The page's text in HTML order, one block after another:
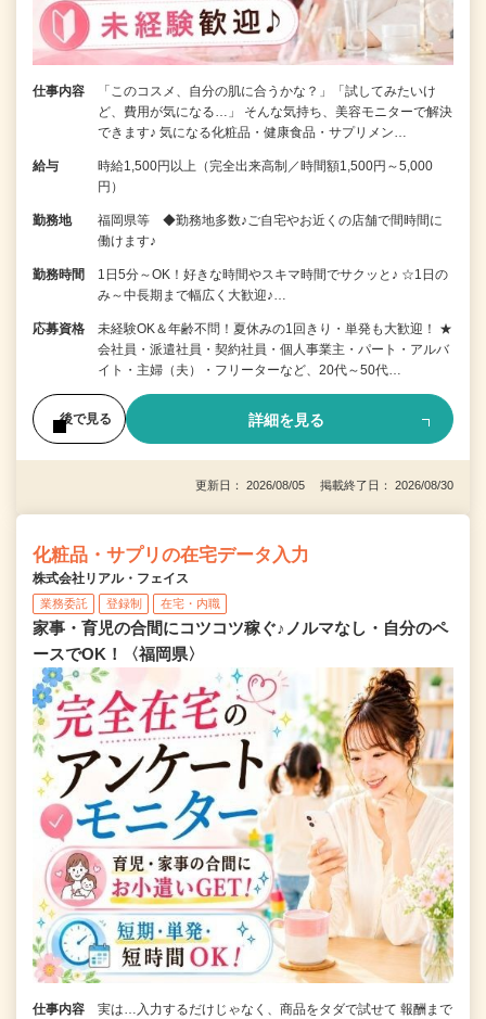
仕事内容
「このコスメ、自分の肌に合うかな？」「試してみたいけ
ど、費用が気になる…」 そんな気持ち、美容モニターで解決
できます♪ 気になる化粧品・健康食品・サプリメン…
給与
時給1,500円以上（完全出来高制／時間額1,500円～5,000
円）
勤務地
福岡県等 ◆勤務地多数♪ご自宅やお近くの店舗で間時間に
働けます♪
勤務時間
1日5分～OK！好きな時間やスキマ時間でサクッと♪ ☆1日の
み～中長期まで幅広く大歓迎♪…
応募資格
未経験OK＆年齢不問！夏休みの1回きり・単発も大歓迎！ ★
会社員・派遣社員・契約社員・個人事業主・パート・アルバ
イト・主婦（夫）・フリーターなど、20代～50代…
後で見る 詳細を見る
更新日： 2026/08/05 掲載終了日： 2026/08/30
化粧品・サプリの在宅データ入力
株式会社リアル・フェイス
業務委託 登録制 在宅・内職
家事・育児の合間にコツコツ稼ぐ♪ノルマなし・自分のペ
ースでOK！〈福岡県〉
仕事内容
実は…入力するだけじゃなく、商品をタダで試せて 報酬まで